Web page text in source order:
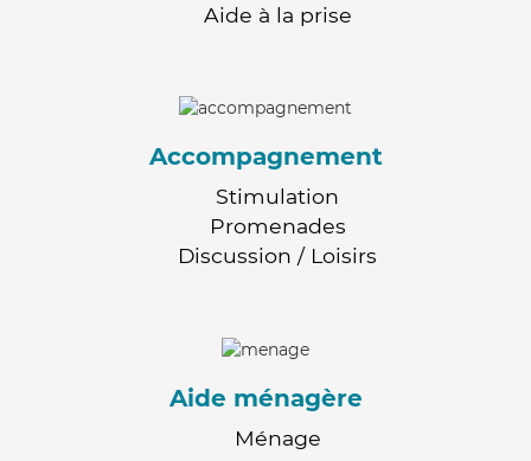
Aide à la prise
Accompagnement
Stimulation
Promenades
Discussion / Loisirs
Aide ménagère
Ménage